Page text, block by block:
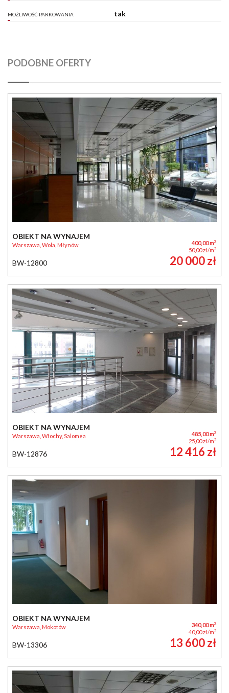
MOŻLIWOŚĆ PARKOWANIA tak
PODOBNE OFERTY
OBIEKT NA WYNAJEM
Warszawa, Wola, Młynów 400,00 m2
50,00 zł/m2
BW-12800 20 000 zł
OBIEKT NA WYNAJEM
Warszawa, Włochy, Salomea 485,00 m2
25,00 zł/m2
BW-12876 12 416 zł
OBIEKT NA WYNAJEM
Warszawa, Mokotów 340,00 m2
40,00 zł/m2
BW-13306 13 600 zł